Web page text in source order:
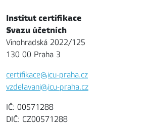
Institut certifikace
Svazu účetních
Vinohradská 2022/125
130 00 Praha 3
certifikace@icu-praha.cz
vzdelavani@icu-praha.cz
IČ: 00571288
DIČ: CZ00571288